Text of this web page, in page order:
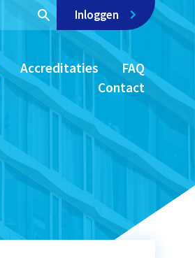
Inloggen
Accreditaties
FAQ
Contact